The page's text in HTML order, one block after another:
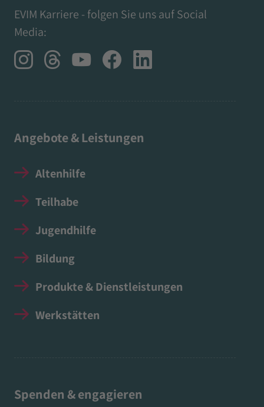
EVIM Karriere - folgen Sie uns auf Social
Media:
Angebote & Leistungen
Altenhilfe
Teilhabe
Jugendhilfe
Bildung
Produkte & Dienstleistungen
Werkstätten
Spenden & engagieren